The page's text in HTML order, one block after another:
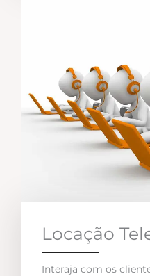
Locação
Interaja com os